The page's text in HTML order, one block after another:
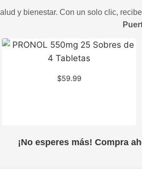
y bienestar. Con un solo clic,
$59.99
¡No esperes más! Compra